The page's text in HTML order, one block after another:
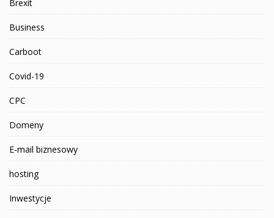
Brexit
Business
Carboot
Covid-19
CPC
Domeny
E-mail biznesowy
hosting
Inwestycje